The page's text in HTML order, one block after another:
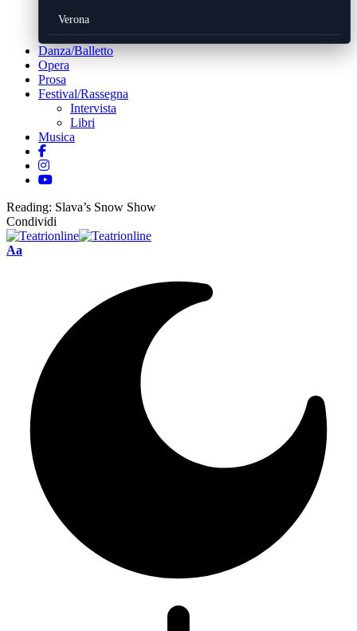
Verona
Danza/Balletto
Opera
Prosa
Festival/Rassegna
Intervista
Libri
Musica
Reading: Slava’s Snow Show
Condividi
Font
Aa